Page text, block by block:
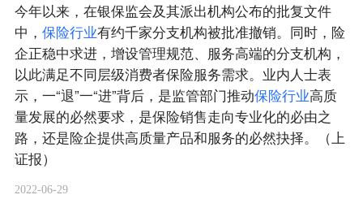
今年以来，在银保监会及其派出机构公布的批复文件
中， 保险行业有约千家分支机构被批准撤销。同时，险
企正稳中求进，增设管理规范、服务高端的分支机构，
以此满足不同层级消费者保险服务需求。业内人士表
示，一“退”一“进”背后，是监管部门推动保险行业高质
量发展的必然要求，是保险销售走向专业化的必由之
路，还是险企提供高质量产品和服务的必然抉择。（上
证报）
2022-06-29